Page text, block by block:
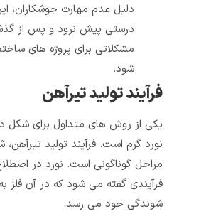
دلیل عدم مهارت جوشکاران، این کار به
درستی پیش نرود و پس از گذشت زمان،
مشکلاتی برای پروژه‌ های ساختمانی ایجاد
فرآیند تولید تیرآهن
یکی از روش‌ های متداول برای شکل‌ دهی فلزات،
نورد گرم است. فرآیند تولید تیرآهن، شامل
مراحل گوناگونی است. نورد در اصطلاح به
فرآیندی گفته می‌ شود که در آن فلز به دمای نرم‌
شوندگی خود می‌ رسد.